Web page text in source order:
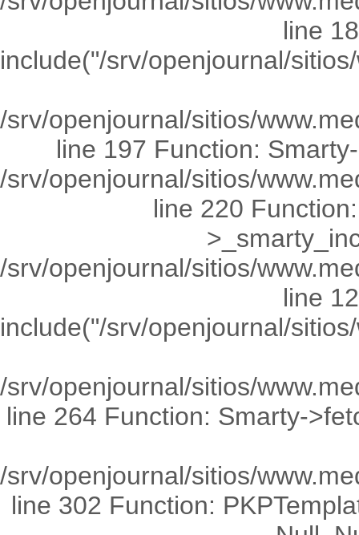
line
include("/srv/openjournal/
/srv/openjournal/sitios/
line 197 Function:
/srv/openjournal/sitios/
line 220
/srv/openjournal/sitios/
line
include("/srv/openjournal/
/srv/openjournal/sitios/
line 264 Function: Smarty-
/srv/openjournal/sitios/
line 302 Function: